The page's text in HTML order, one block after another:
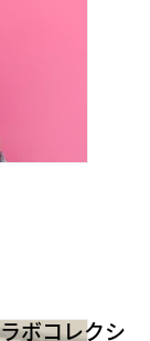
ボコレクシ